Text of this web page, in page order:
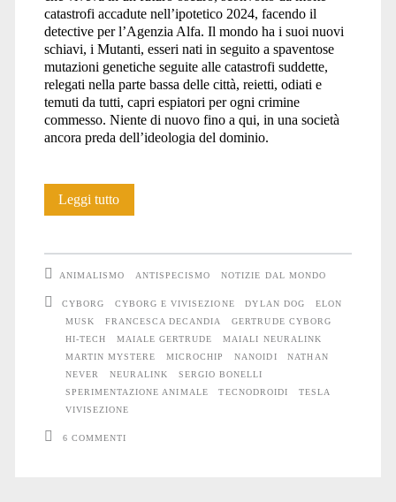
catastrofi accadute nell’ipotetico 2024, facendo il
detective per l’Agenzia Alfa. Il mondo ha i suoi nuovi
schiavi, i Mutanti, esseri nati in seguito a spaventose
mutazioni genetiche seguite alle catastrofi suddette,
relegati nella parte bassa delle città, reietti, odiati e
temuti da tutti, capri espiatori per ogni crimine
commesso. Niente di nuovo fino a qui, in una società
ancora preda dell’ideologia del dominio.
Leggi tuttoNeuralink:
sfruttamento
animale
ANIMALISMO ANTISPECISMO NOTIZIE DAL MONDO
CYBORG CYBORG E VIVISEZIONE DYLAN DOG
ELON
MUSK
FRANCESCA DECANDIA
GERTRUDE CYBORG
HI-TECH
MAIALE GERTRUDE
MAIALI NEURALINK
MARTIN MYSTERE
MICROCHIP NANOIDI
NATHAN
NEVER
NEURALINK
SERGIO BONELLI
SPERIMENTAZIONE ANIMALE
TECNODROIDI
TESLA
VIVISEZIONE
6 COMMENTI